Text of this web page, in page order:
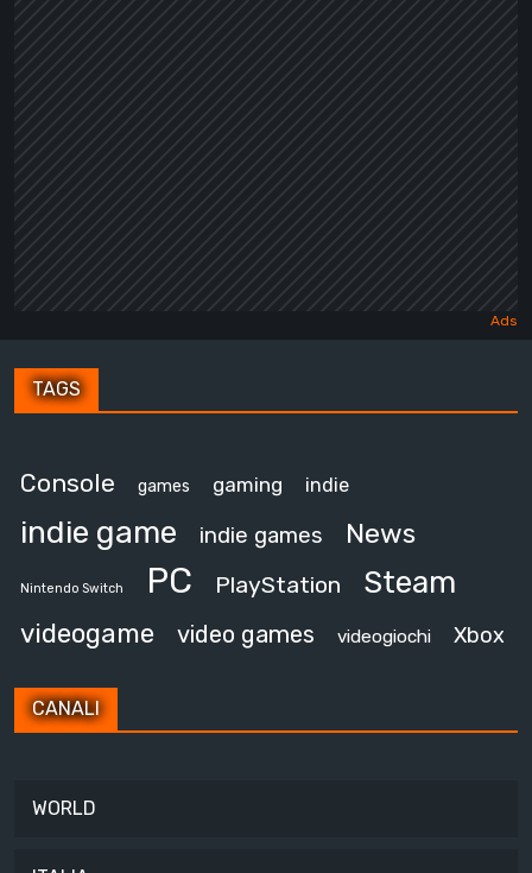
TAGS
Console games gaming indie
indie game indie games News
Nintendo Switch PC PlayStation Steam
videogame video games videogiochi Xbox
CANALI
WORLD